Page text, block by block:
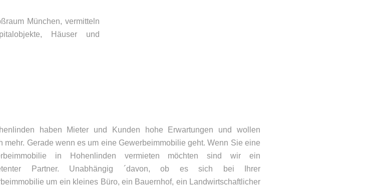
München, vermitteln
Häuser und
haben Mieter und Kunden hohe Erwartungen und wollen
mehr. Gerade wenn es um eine Gewerbeimmobilie geht. Wenn Sie eine
in Hohenlinden vermieten möchten sind wir ein
Partner. Unabhängig ´davon, ob es sich bei Ihrer
um ein kleines Büro, ein Bauernhof, ein Landwirtschaftlicher